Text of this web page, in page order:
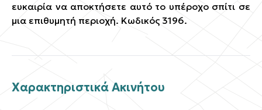
ευκαιρία να αποκτήσετε αυτό το υπέροχο σπίτι σε
μια επιθυμητή περιοχή. Κωδικός 3196.
Χαρακτηριστικά Ακινήτου